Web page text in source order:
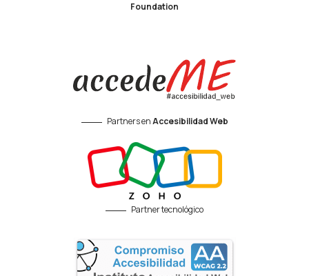
Foundation
Partners enAccesibilidad Web
Partner tecnológico